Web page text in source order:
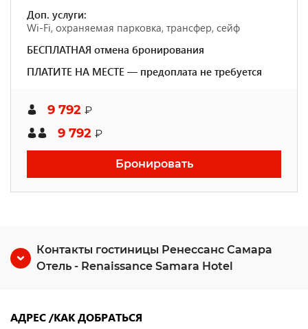
Доп. услуги:
Wi-Fi, охраняемая парковка, трансфер, сейф
БЕСПЛАТНАЯ отмена бронирования
ПЛАТИТЕ НА МЕСТЕ — предоплата не требуется
9 792 ₽
9 792 ₽
Бронировать
Контакты гостиницы Ренессанс Самара
Отель - Renaissance Samara Hotel
АДРЕС /КАК ДОБРАТЬСЯ